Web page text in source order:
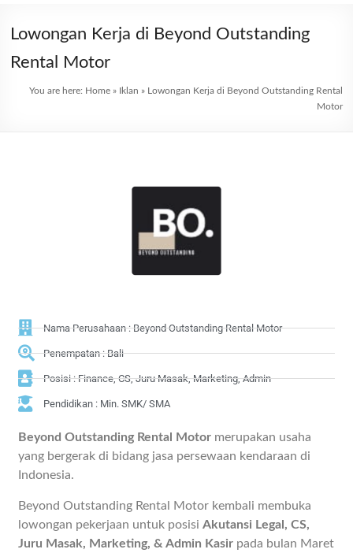
Lowongan Kerja di Beyond Outstanding
Rental Motor
You are here: Home» Iklan » Lowongan Kerja di Beyond Outstanding Rental
Motor
Nama Perusahaan : Beyond Outstanding Rental Motor
Penempatan : Bali
Posisi : Finance, CS, Juru Masak, Marketing, Admin
Pendidikan : Min. SMK/ SMA
Beyond Outstanding Rental Motor merupakan usaha
yang bergerak di bidang jasa persewaan kendaraan di
Indonesia.
Beyond Outstanding Rental Motor kembali membuka
lowongan pekerjaan untuk posisiAkutansi Legal, CS,
Juru Masak, Marketing, & Admin Kasir pada bulan Maret